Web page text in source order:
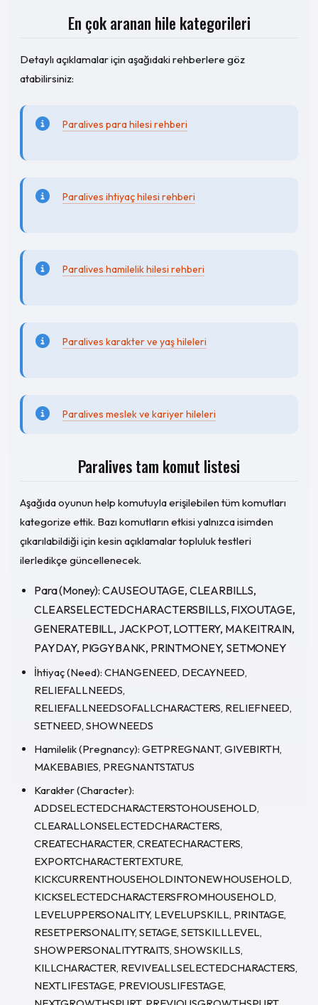
En çok aranan hile kategorileri
Detaylı açıklamalar için aşağıdaki rehberlere göz
atabilirsiniz:
Paralives para hilesi rehberi
Paralives ihtiyaç hilesi rehberi
Paralives hamilelik hilesi rehberi
Paralives karakter ve yaş hileleri
Paralives meslek ve kariyer hileleri
Paralives tam komut listesi
Aşağıda oyunun help komutuyla erişilebilen tüm komutları
kategorize ettik. Bazı komutların etkisi yalnızca isimden
çıkarılabildiği için kesin açıklamalar topluluk testleri
ilerledikçe güncellenecek.
Para (Money): CAUSEOUTAGE, CLEARBILLS,
CLEARSELECTEDCHARACTERSBILLS, FIXOUTAGE,
GENERATEBILL, JACKPOT, LOTTERY, MAKEITRAIN,
PAYDAY, PIGGYBANK, PRINTMONEY, SETMONEY
İhtiyaç (Need): CHANGENEED, DECAYNEED,
RELIEFALLNEEDS,
RELIEFALLNEEDSOFALLCHARACTERS, RELIEFNEED,
SETNEED, SHOWNEEDS
Hamilelik (Pregnancy): GETPREGNANT, GIVEBIRTH,
MAKEBABIES, PREGNANTSTATUS
Karakter (Character):
ADDSELECTEDCHARACTERSTOHOUSEHOLD,
CLEARALLONSELECTEDCHARACTERS,
CREATECHARACTER, CREATECHARACTERS,
EXPORTCHARACTERTEXTURE,
KICKCURRENTHOUSEHOLDINTONEWHOUSEHOLD,
KICKSELECTEDCHARACTERSFROMHOUSEHOLD,
LEVELUPPERSONALITY, LEVELUPSKILL, PRINTAGE,
RESETPERSONALITY, SETAGE, SETSKILLLEVEL,
SHOWPERSONALITYTRAITS, SHOWSKILLS,
KILLCHARACTER, REVIVEALLSELECTEDCHARACTERS,
NEXTLIFESTAGE, PREVIOUSLIFESTAGE,